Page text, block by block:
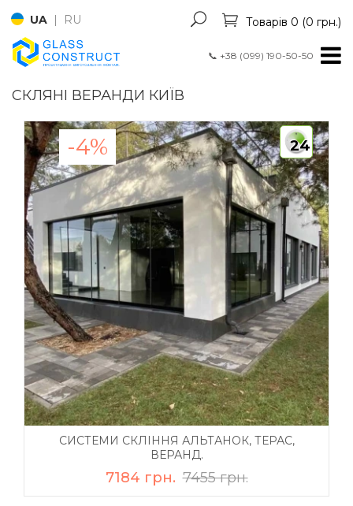
📞 +38 (099) 190-50-50
UA | RU Товарів 0 (0 грн.)
СКЛЯНІ ВЕРАНДИ КИЇВ
-4% 24
СИСТЕМИ СКЛІННЯ АЛЬТАНОК, ТЕРАС,
ВЕРАНД.
7184 грн. 7455 грн.